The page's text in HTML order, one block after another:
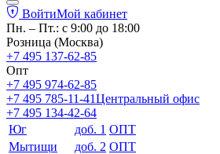
ВойтиМой кабинет
Пн. – Пт.: с 9:00 до 18:00
Розница (Москва)
+7 495 137-62-85
Опт
+7 495 974-62-85
+7 495 785-11-41Центральный офис
+7 495 134-42-64
Юг
доб. 1 ОПТ
Мытищи
доб. 2 ОПТ